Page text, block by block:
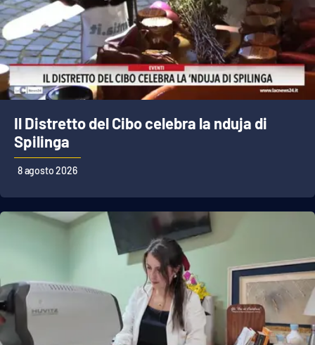
Cosenza
Lamezia Terme
Buona Sanità Calabria
LA
CALABRIAVISIONE
Destinazioni
Food
Storie
Il Distretto del Cibo celebra la nduja di
Spilinga
8 agosto 2026